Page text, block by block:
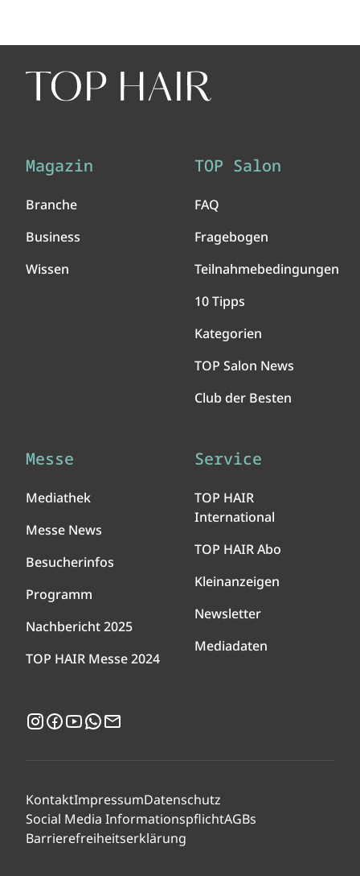
Magazin
Branche
Business
Wissen
TOP Salon
FAQ
Fragebogen
Teilnahmebedingungen
10 Tipps
Kategorien
TOP Salon News
Club der Besten
Messe
Mediathek
Messe News
Besucherinfos
Programm
Nachbericht 2025
TOP HAIR Messe 2024
Service
TOP HAIR
International
TOP HAIR Abo
Kleinanzeigen
Newsletter
Mediadaten
Instagram
Facebook
YouTubeWhatsApp
KontaktImpressumDatenschutz
Social Media InformationspflichtAGBs
Barrierefreiheitserklärung